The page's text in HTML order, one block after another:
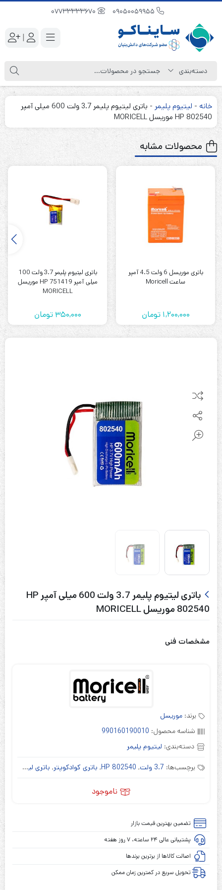
|
خانه - لیتیوم پلیمر -
باتری لیتیوم پلیمر 3.7 ولت 600 میلی آمپر
HP 802540 موریسل MORICELL
محصولات مشابه
باتری موریسل 6 ولت 4.5 آمپر
ساعت Moricell
1,200,000 تومان
باتری لیتیوم پلیمر 3.7 ولت 100
میلی آمپر HP 751419 موریسل
MORICELL
350,000 تومان
باتری لیتیوم پلیمر 3.7 ولت 600 میلی آمپر HP
802540 موریسل MORICELL
مشخصات فنی
برند: موریسل
شناسه محصول: 990160190010
دسته‌بندی: لیتیوم پلیمر
برچسب‌ها: 3.7 ولت ,
HP 802540
, باتری کوادکوپتر, باتری لیتیوم پلیمر
ناموجود
تضمین بهترین قیمت بازار
پشتیبانی عالی ۲۴ ساعته، ۷ روز هفته
اصالت کالاها از برترین برندها
تحویل سریع در کمترین زمان ممکن